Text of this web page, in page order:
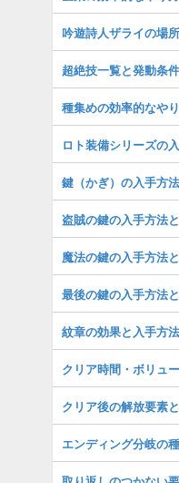
吟遊詩人ザライの場
超絶技一覧と発動条件
種集めの効率的なや
ロト装備シリーズの
鍵（かぎ）の入手方
盗賊の鍵の入手方法
魔法の鍵の入手方法
最後の鍵の入手方法
紋章の効果と入手方
クリア時間・ボリュ
クリア後の解放要素
エンディング分岐の